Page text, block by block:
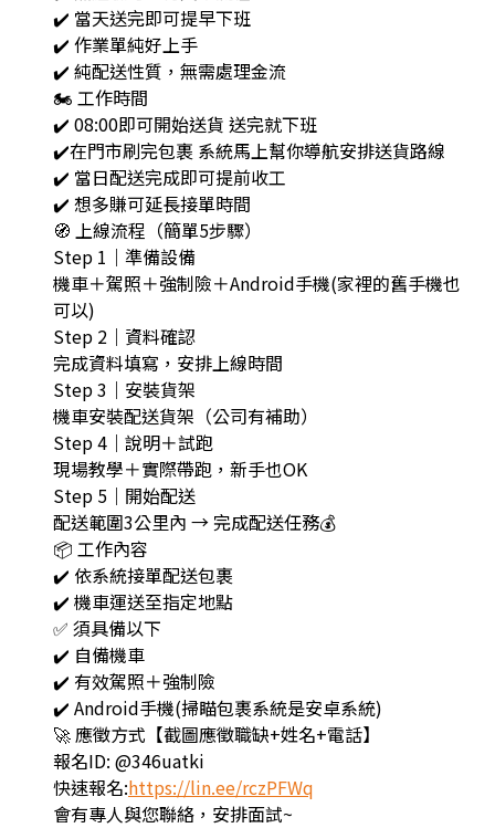
✔️ 當天送完即可提早下班
✔️ 作業單純好上手
✔️ 純配送性質，無需處理金流
🏍️ 工作時間
✔️ 08:00即可開始送貨 送完就下班
✔️在門市刷完包裹 系統馬上幫你導航安排送貨路線
✔️ 當日配送完成即可提前收工
✔️ 想多賺可延長接單時間
🧭 上線流程（簡單5步驟）
Step 1｜準備設備
機車＋駕照＋強制險＋Android手機(家裡的舊手機也
可以)
Step 2｜資料確認
完成資料填寫，安排上線時間
Step 3｜安裝貨架
機車安裝配送貨架（公司有補助）
Step 4｜說明＋試跑
現場教學＋實際帶跑，新手也OK
Step 5｜開始配送
配送範圍3公里內 → 完成配送任務💰
📦 工作內容
✔️ 依系統接單配送包裹
✔️ 機車運送至指定地點
✅ 須具備以下
✔️ 自備機車
✔️ 有效駕照＋強制險
✔️ Android手機(掃瞄包裹系統是安卓系統)
🚀 應徵方式【截圖應徵職缺+姓名+電話】
報名ID: @346uatki
快速報名:https://lin.ee/rczPFWq
會有專人與您聯絡，安排面試~